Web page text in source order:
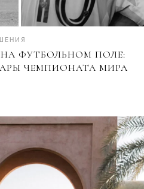
ФУТБОЛЬНОМ ПОЛЕ:
ЧЕМПИОНАТА МИРА